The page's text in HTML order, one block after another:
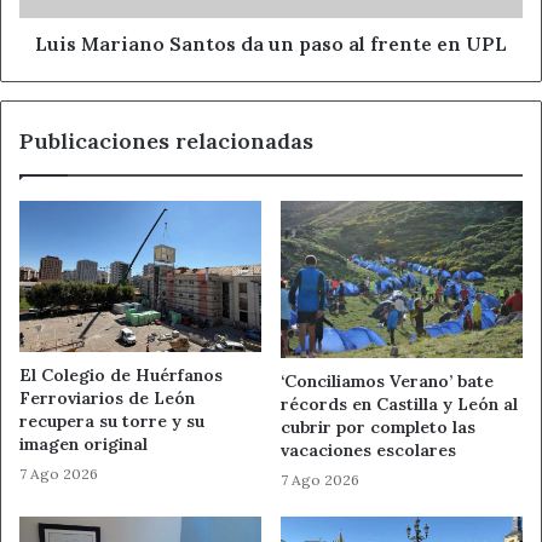
“Concerto d’Amore”, de Jacob de Haan, y “Moment for
Morricone”, un arreglo de Johan de Meij sobre algunas
bandas sonoras de películas del oeste de Ennio
Noticias de León Santa Cecilia
en
UPL
Luis Mariano Santos da un paso al frente en UPL
Publicaciones relacionadas
El Colegio de Huérfanos
Ferroviarios de León
recupera su torre y su
imagen original
7 Ago 2026
‘Conciliamos Verano’ bate
récords en Castilla y León al
cubrir por completo las
vacaciones escolares
7 Ago 2026